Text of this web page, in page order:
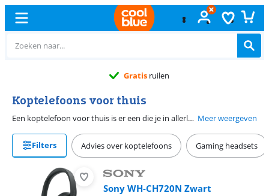
Gratis ruilen
Koptelefoons voor thuis
Een koptelefoon voor thuis is er een die je in allerlei situaties kan gebruiken. Deze koptelefoons zijn het goedkoopst, maar hoe meer specificaties je kiest hoe duurder de koptelefoon wordt. Meer weergeven
Filters Advies over koptelefoons Gaming headsets
Sony WH-CH720N Zwart